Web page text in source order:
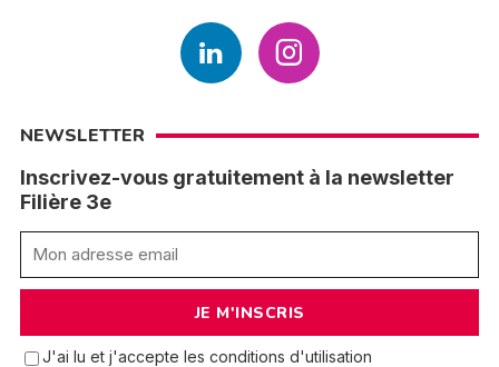
NEWSLETTER
Inscrivez-vous gratuitement à la newsletter
Filière 3e
J'ai lu et j'accepte les conditions d'utilisation